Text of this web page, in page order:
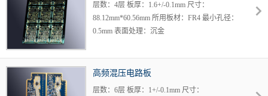
层数：4层 板厚：1.6+/-0.1mm 尺寸：
88.12mm*60.56mm 所用板材：FR4 最小孔径：
0.5mm 表面处理：沉金
高频混压电路板
层数：6层 板厚：1+/-0.1mm 尺寸：